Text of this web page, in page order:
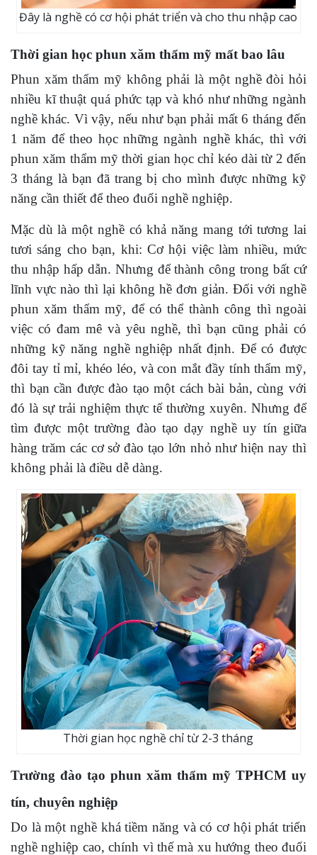
Đây là nghề có cơ hội phát triển và cho thu nhập cao
Thời gian học phun xăm thẩm mỹ mất bao lâu
Phun xăm thẩm mỹ không phải là một nghề đòi hỏi
nhiều kĩ thuật quá phức tạp và khó như những ngành
nghề khác. Vì vậy, nếu như bạn phải mất 6 tháng đến
1 năm để theo học những ngành nghề khác, thì với
phun xăm thẩm mỹ thời gian học chỉ kéo dài từ 2 đến
3 tháng là bạn đã trang bị cho mình được những kỹ
năng cần thiết để theo đuổi nghề nghiệp.
Mặc dù là một nghề có khả năng mang tới tương lai
tươi sáng cho bạn, khi: Cơ hội việc làm nhiều, mức
thu nhập hấp dẫn. Nhưng để thành công trong bất cứ
lĩnh vực nào thì lại không hề đơn giản. Đối với nghề
phun xăm thẩm mỹ, để có thể thành công thì ngoài
việc có đam mê và yêu nghề, thì bạn cũng phải có
những kỹ năng nghề nghiệp nhất định. Để có được
đôi tay tỉ mỉ, khéo léo, và con mắt đầy tính thẩm mỹ,
thì bạn cần được đào tạo một cách bài bản, cùng với
đó là sự trải nghiệm thực tế thường xuyên. Nhưng để
tìm được một trường đào tạo dạy nghề uy tín giữa
hàng trăm các cơ sở đào tạo lớn nhỏ như hiện nay thì
không phải là điều dễ dàng.
Thời gian học nghề chỉ từ 2-3 tháng
Trường đào tạo phun xăm thẩm mỹ TPHCM uy
tín, chuyên nghiệp
Do là một nghề khá tiềm năng và có cơ hội phát triển
nghề nghiệp cao, chính vì thế mà xu hướng theo đuổi